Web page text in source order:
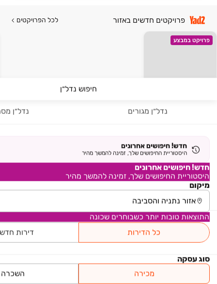
חיפוש נדל״ן
נדל״ן מגורים נדל״ן
חדש! חיפושים אחרונים
היסטוריית החיפושים שלך, זמינה להמשך מהיר
חדש! חיפושים אחרונים
היסטוריית החיפושים שלך, זמינה להמשך מהיר
מיקום
התוצאות טובות יותר כשבוחרים שכונה
כל הדירות
דירות
סוג עסקה
מכירה
השכרה
פרויקטים חדשים באזור לכל הפרויקטים
פרויקט במבצע
למה כדאי לקנות נכסים יד1
₪ 4,899,999
אריק לביא 1
5 חדרים • קומה ‎6‏ • 157 מ״ר
נוף פתוח לים
הגילה 3